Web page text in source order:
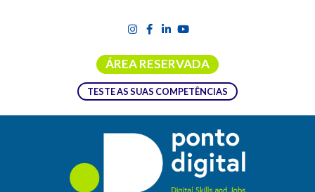
ÁREA RESERVADA
TESTE AS SUAS COMPETÊNCIAS